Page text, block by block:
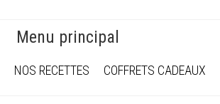
Menu principal
NOS RECETTES COFFRETS CADEAUX